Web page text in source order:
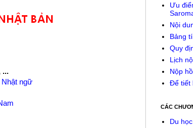
...
Nhật ngữ
Ưu
Nội
Bảng
Quy
Lịch
Nộp
Để tiết
CÁC
Du